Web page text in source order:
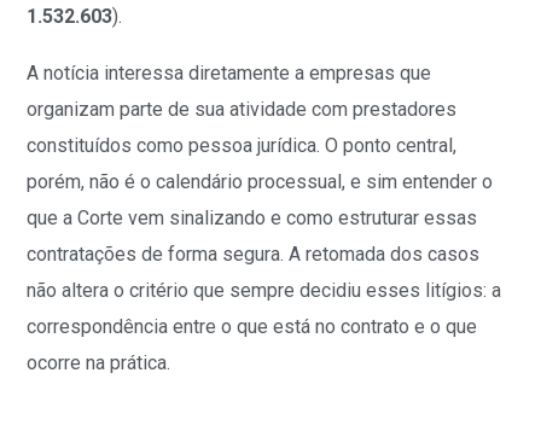
1.532.603).
A notícia interessa diretamente a empresas que
organizam parte de sua atividade com prestadores
constituídos como pessoa jurídica. O ponto central,
porém, não é o calendário processual, e sim entender o
que a Corte vem sinalizando e como estruturar essas
contratações de forma segura. A retomada dos casos
não altera o critério que sempre decidiu esses litígios: a
correspondência entre o que está no contrato e o que
ocorre na prática.